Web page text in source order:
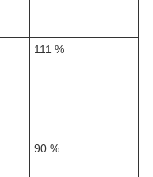
111 %
90 %